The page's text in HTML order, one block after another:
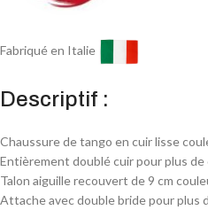
Fabriqué en Italie
Descriptif :
Chaussure de tango en cuir lisse
Entièrement doublé cuir pour plus
Talon aiguille recouvert de 9 cm
Attache avec double bride pour plus